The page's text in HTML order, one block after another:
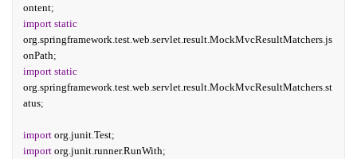
ontent;
import static
org.springframework.test.web.servlet.result.MockMvcResultMatchers.js
onPath;
import static
org.springframework.test.web.servlet.result.MockMvcResultMatchers.st
atus;
import org.junit.Test;
import org.junit.runner.RunWith;